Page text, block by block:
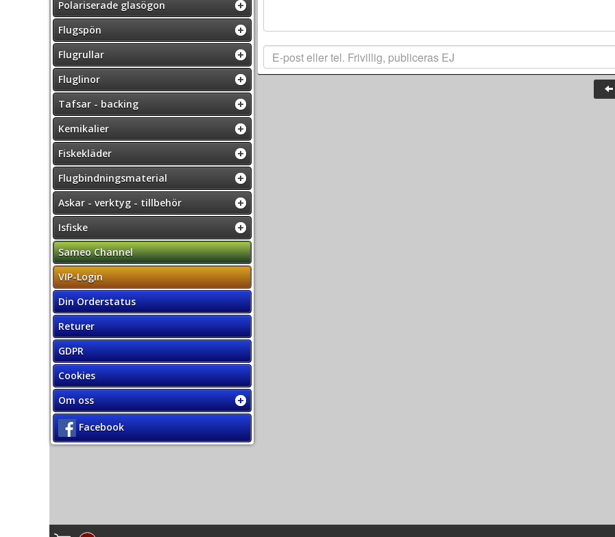
Polariserade glasögon
Flugspön
Flugrullar
Fluglinor
Tafsar - backing
Kemikalier
Fiskekläder
Flugbindningsmaterial
Askar - verktyg - tillbehör
Isfiske
Sameo Channel
VIP-Login
Din Orderstatus
Returer
GDPR
Cookies
Om oss
Facebook